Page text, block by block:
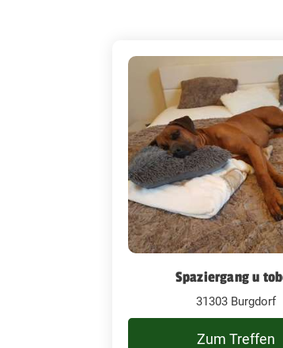
Spaziergang u
31303 Burgdorf
Zum Treffen